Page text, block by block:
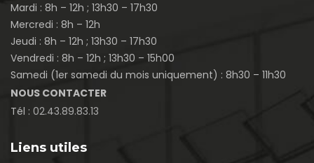
Mardi : 8h – 12h ; 13h30 – 17h30
Mercredi : 8h – 12h
Jeudi : 8h – 12h ; 13h30 – 17h30
Vendredi : 8h – 12h ; 13h30 – 15h00
Samedi (1er samedi du mois uniquement) : 8h30 – 11h30
NOUS CONTACTER
Tél : 02.43.89.83.13
Liens utiles